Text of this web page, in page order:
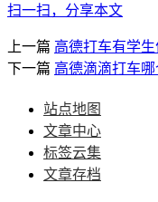
扫一扫，分享本文
上一篇 高德打车有学生
下一篇 高德滴滴打车哪
站点地图
文章中心
标签云集
文章存档